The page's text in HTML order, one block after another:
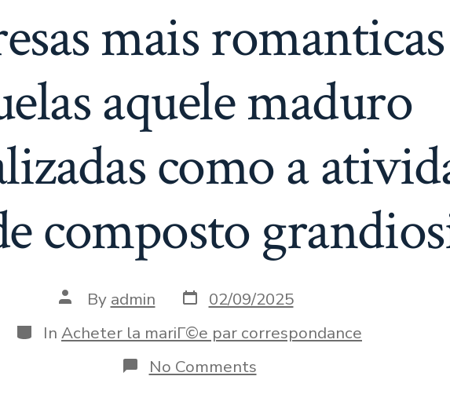
mais
aquele maduro
como a
composto
Post
author
By admin Post
date
02/09/2025
Categories
In Acheter la mariГ©e par correspondance
No Commentson
As